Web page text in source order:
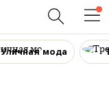
Уличная мода